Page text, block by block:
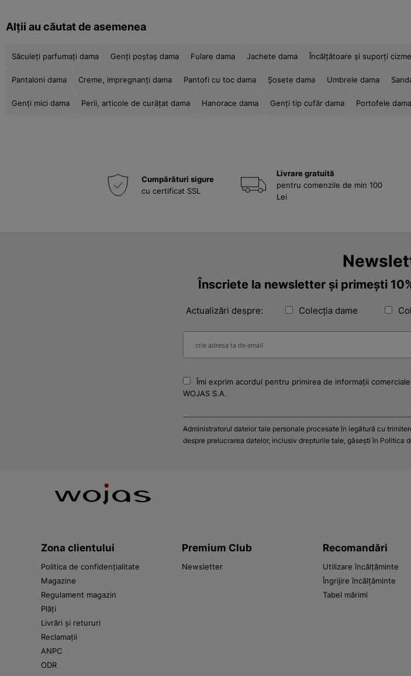
Alții au căutat de asemenea
Săculeți parfumați dama Genți poștaș dama Fulare dama Jachete dama Încălțătoare și suporți
Pantaloni dama Creme, impregnanți dama Pantofi cu toc dama Șosete dama Umbrele dama
Genți mici dama Perii, articole de curățat dama Hanorace dama Genți tip cufăr dama Portofele dama
Cumpărături sigure
cu certificat SSL
Livrare gratuită
pentru comenzile de min 100
Lei
Înscriete la newsletter și primești
Actualizări despre: Colecția dame
Îmi exprim acordul pentru primirea de informații
WOJAS S.A.
Administratorul datelor tale personale procesate în legătură cu
despre prelucrarea datelor, inclusiv drepturile tale, găsești în Politica
Zona clientului
Politica de confidențialitate
Magazine
Regulament magazin
Plăți
Livrări și retururi
Reclamații
ANPC
ODR
Premium Club
Newsletter
Recomandări
Utilizare încălțăminte
Îngrijire încălțăminte
Tabel mărimi